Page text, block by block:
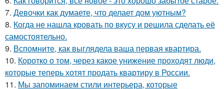
7. Девочки как думаете, что делает дом уютным?
8. Когда не нашла кровать по вкусу и решила сделать её
самостоятельно.
9. Вспомните, как выглядела ваша первая квартира.
10. Коротко о том, через какое унижение проходят люди,
которые теперь хотят продать квартиру в России.
11. Мы запоминаем стили интерьера, которые